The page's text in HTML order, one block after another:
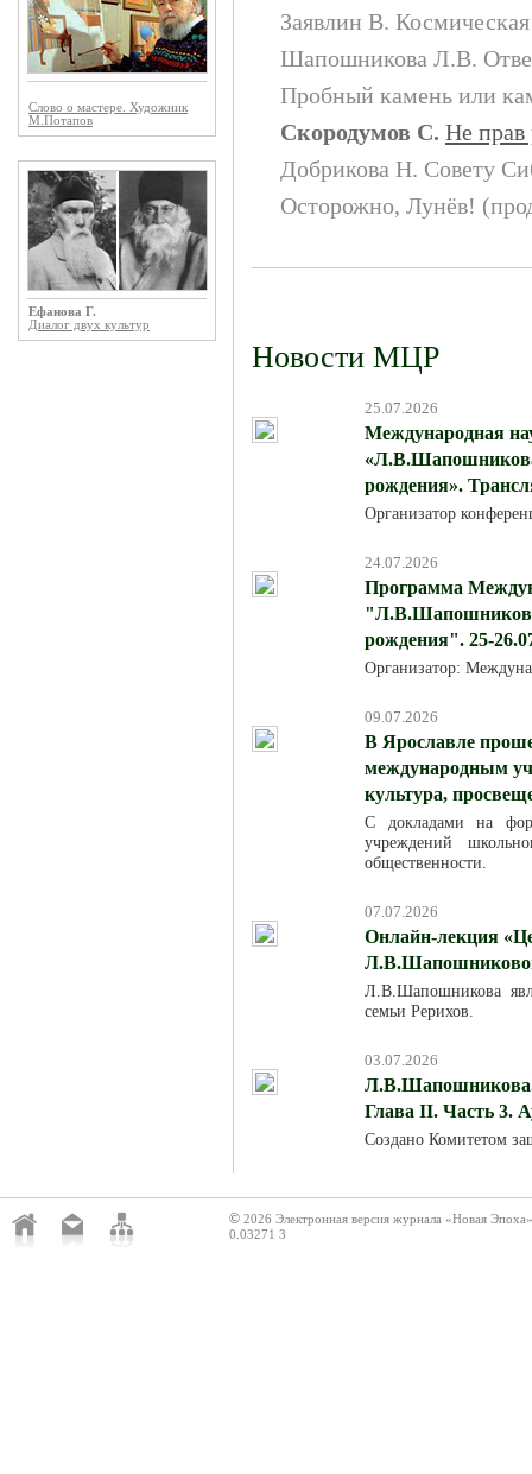
Слово о мастере. Художник
М.Потапов
Ефанова Г.
Диалог двух культур
Заявлин В.
Шапошникова Л.В.
Пробный камень или
Скородумов С. Не
Добрикова Н. Совету
Осторожно, Лунёв!
Новости МЦР
25.07.2026
Международная
рождения».
Организатор
24.07.2026
Программа
"Л.В.Шапошникова:
рождения". 25-
Организатор:
09.07.2026
В Ярославле
международным
культура,
С докладами на
учреждений
общественности.
07.07.2026
Онлайн-лекция
Л.В.Шапошникова
семьи Рерихов.
03.07.2026
Л.В.Шапошникова.
Глава II. Часть 3.
Создано Комитетом
© 2026 Электронная версия журнала «Новая Эпоха»
0.03271 3